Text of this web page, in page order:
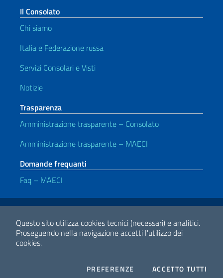
Questo sito utilizza cookies tecnici (necessari) e analitici.
Proseguendo nella navigazione accetti l'utilizzo dei
cookies.
PREFERENZE COOKIESACCETTO TUTTI
Il Consolato
Chi siamo
Italia e Federazione russa
Servizi Consolari e Visti
Notizie
Trasparenza
Amministrazione trasparente – Consolato
Amministrazione trasparente – MAECI
Domande frequanti
Faq – MAECI
Link Utili